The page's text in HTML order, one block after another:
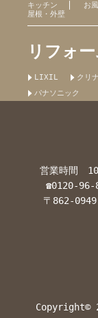
キッチン
お
屋根・外壁
リフォ
LIXIL クリ
パナソニック
営業時間
☎0120-96-
〒862-
Copyright©